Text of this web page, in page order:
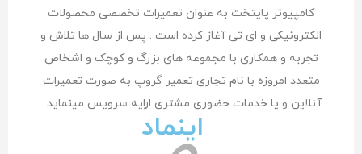
کامپیوتر پایتخت به عنوان تعمیرات تخصصی محصولات
الکترونیکی و ای تی آغاز کرده است . پس از سال ها تلاش و
تجربه و همکاری با مجموعه های بزرگ و کوچک و اشخاص
متعدد امروزه با نام تجاری تعمیر گروپ به صورت تعمیرات
آنلاین و یا خدمات حضوری مشتری اراِیه سرویس مینماید .
اینماد